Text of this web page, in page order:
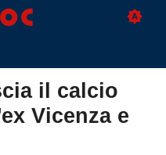
il calcio
Vicenza e